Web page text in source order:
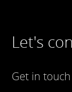
Let's
Get in touch